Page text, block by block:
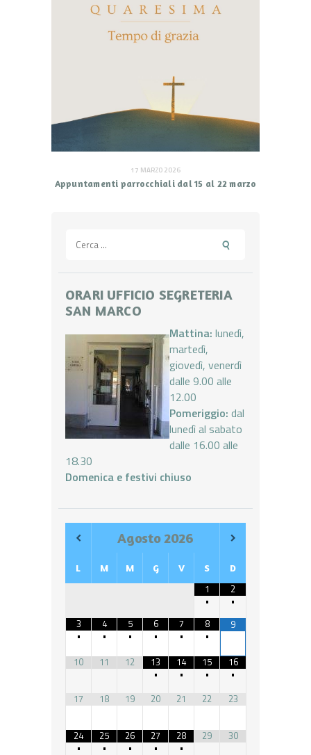
17 MARZO 2026
Appuntamenti parrocchiali dal 15 al 22 marzo
per:
ORARI UFFICIO SEGRETERIA
SAN MARCO
Mattina: lunedì,
martedì,
giovedì, venerdì
dalle 9.00 alle
12.00
Pomeriggio: dal
lunedì al sabato
dalle 16.00 alle
18.30
Domenica e festivi chiuso
Agosto 2026
L M M G V S D
1
•
2
•
3
•
4
•
5
•
6
•
7
•
8
•
9
10 11 12
13
•
14
•
15
•
16
•
17
18 19 20 21 22 23
24
•
25
•
26
•
27
•
28
•
29 30